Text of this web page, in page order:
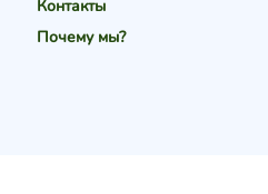
Контакты
Почему мы?